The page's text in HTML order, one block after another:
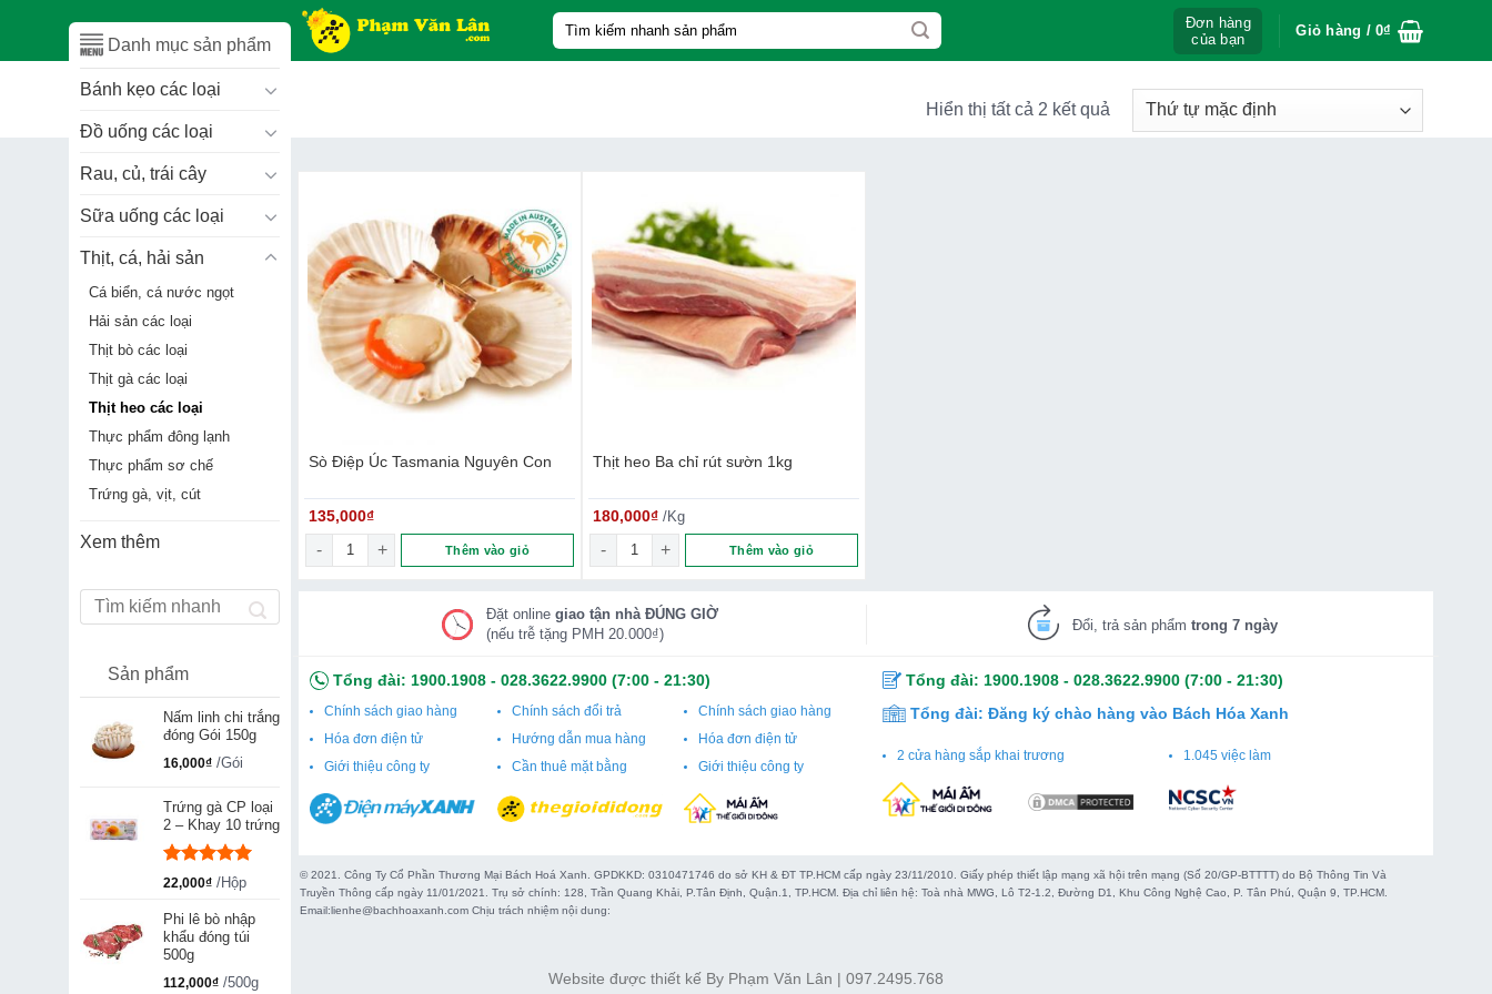
Tìm
kiếm:
Đơn hàng
của bạn
Giỏ hàng /0₫
Hiển thị tất cả 2 kết quả
Danh mục sản phẩm
Bánh kẹo các loại
Đồ uống các loại
Rau, củ, trái cây
Sữa uống các loại
Thịt, cá, hải sản
Cá biển, cá nước ngọt
Hải sản các loại
Thịt bò các loại
Thịt gà các loại
Thịt heo các loại
Thực phẩm đông lạnh
Thực phẩm sơ chế
Trứng gà, vịt, cút
Xem thêm
Sản phẩm
Nấm linh chi trắng
đóng Gói 150g
16,000₫ /Gói
Trứng gà CP loại
2 – Khay 10 trứng
Được xếp
5 sao
22,000₫ /Hộp
Phi lê bò nhập
khẩu đóng túi
500g
112,000₫ /500g
Sò Điệp Úc Tasmania Nguyên Con
135,000₫
Sò Điệp Úc Tasmania Nguyên Con số lượng
Thêm vào giỏ
Thịt heo Ba chỉ rút sườn 1kg
180,000₫ /Kg
Thịt heo Ba chỉ rút sườn 1kg số lượng
Thêm vào giỏ
Đặt online giao tận nhà ĐÚNG GIỜ
(nếu trễ tặng PMH 20.000₫)
Đổi, trả sản phẩmtrong 7 ngày
Tổng đài: 1900.1908 -028.3622.9900 (7:00 - 21:30)
Chính sách giao hàng
Hóa đơn điện tử
Giới thiệu công ty
Chính sách đổi trả
Hướng dẫn mua hàng
Cần thuê mặt bằng
Chính sách giao hàng
Hóa đơn điện tử
Giới thiệu công ty
Tổng đài: 1900.1908 -028.3622.9900 (7:00 - 21:30)
Tổng đài:Đăng ký chào hàng vào Bách Hóa Xanh
2 cửa hàng sắp khai trương 1.045 việc làm
© 2021. Công Ty Cổ Phần Thương Mại Bách Hoá Xanh. GPDKKD: 0310471746 do sở KH & ĐT TP.HCM cấp ngày 23/11/2010. Giấy phép thiết lập mạng xã hội trên mạng (Số 20/GP-BTTTT) do Bộ Thông Tin Và
Truyền Thông cấp ngày 11/01/2021. Trụ sở chính: 128, Trần Quang Khải, P.Tân Định, Quận.1, TP.HCM. Địa chỉ liên hệ: Toà nhà MWG, Lô T2-1.2, Đường D1, Khu Công Nghệ Cao, P. Tân Phú, Quận 9, TP.HCM.
Email:lienhe@bachhoaxanh.com Chịu trách nhiệm nội dung:
Website được thiết kế By Phạm Văn Lân | 097.2495.768